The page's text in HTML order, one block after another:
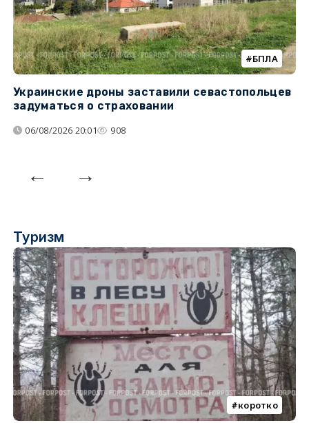
БПЛА
Украинские дроны заставили севастопольцев
задуматься о страховании
06/08/2026 20:01 908
Туризм
коротко